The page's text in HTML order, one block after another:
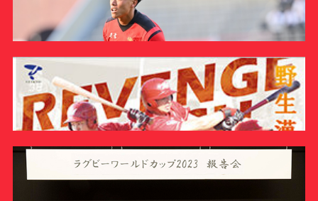
ファン・サポーター
サポーターの会カレンダー
お知らせ
サポート情報
お問い合わせ
ラグビー部
2023/11/5【 関東大学対抗戦A 】vs早稲田大学 高本 とむ